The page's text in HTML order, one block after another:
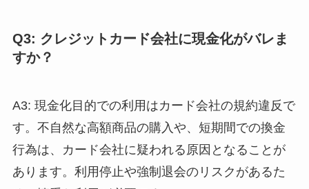
Q3: クレジットカード会社に現金化がバレま
すか？
A3: 現金化目的での利用はカード会社の規約違反で
す。不自然な高額商品の購入や、短期間での換金
行為は、カード会社に疑われる原因となることが
あります。利用停止や強制退会のリスクがあるた